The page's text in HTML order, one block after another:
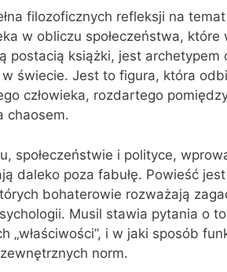
filozoficznych refleksji na
w obliczu społeczeństwa, które
postacią książki, jest archetypem
świecie. Jest to figura, która
człowieka, rozdartego
chaosem.
społeczeństwie i polityce,
daleko poza fabułę. Powieść jest
bohaterowie rozważają
Musil stawia pytania o
„właściwości”, i w jaki sposób
norm.